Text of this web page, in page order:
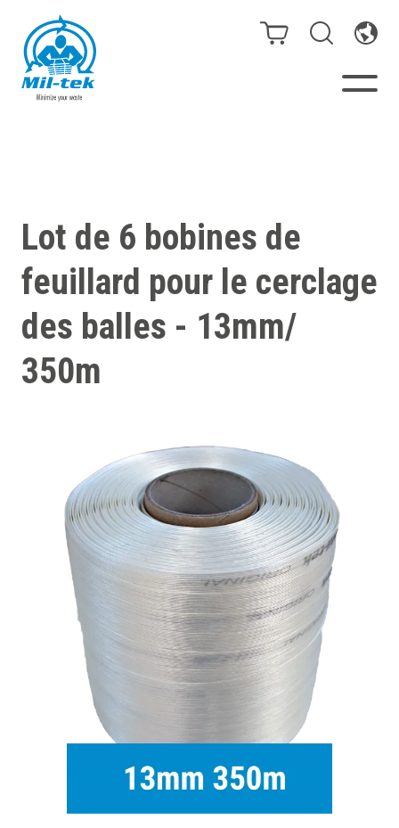
Webshop
Secteurs
Matériaux
À propos de Mil-tek
Contact
Lot de 6 bobines de
feuillard pour le cerclage
des balles - 13mm/
350m